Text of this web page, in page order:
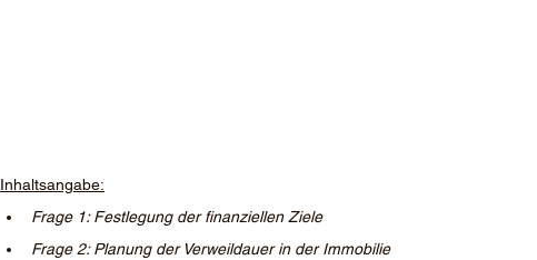
Inhaltsangabe:
Frage 1: Festlegung der finanziellen Ziele
Frage 2: Planung der Verweildauer in der Immobilie